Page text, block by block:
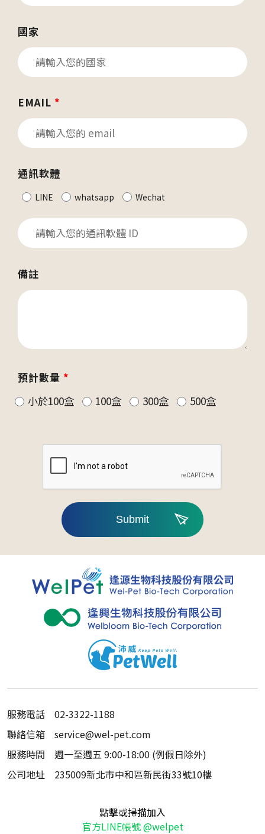
國家
EMAIL *
通訊軟體
LINE whatsapp Wechat
備註
預計數量 *
小於100盒
100盒 300盒 500盒
Submit
服務電話
02-3322-1188
聯絡信箱
service@wel-pet.com
服務時間
週一至週五 9:00-18:00 (例假日除外)
公司地址
235009新北市中和區新民街33號10樓
點擊或掃描加入
官方LINE帳號 @welpet